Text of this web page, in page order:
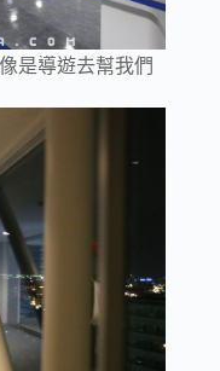
是導遊去幫我們